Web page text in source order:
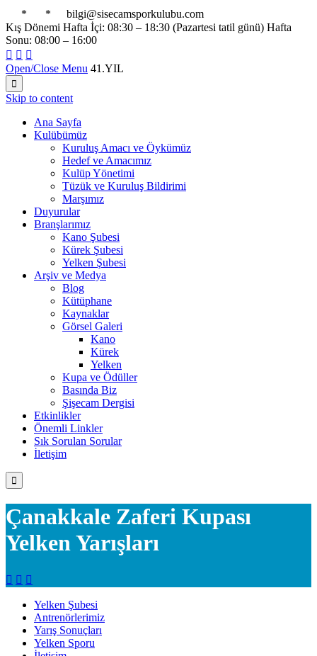
* *
bilgi@sisecamsporkulubu.com
Kış Dönemi Hafta İçi: 08:30 – 18:30 (Pazartesi tatil günü) Hafta
Sonu: 08:00 – 16:00
  
Open/Close Menu 41.YIL

Skip to content
Ana Sayfa
Kulübümüz
Kuruluş Amacı ve Öykümüz
Hedef ve Amacımız
Kulüp Yönetimi
Tüzük ve Kuruluş Bildirimi
Marşımız
Duyurular
Branşlarımız
Kano Şubesi
Kürek Şubesi
Yelken Şubesi
Arşiv ve Medya
Blog
Kütüphane
Kaynaklar
Görsel Galeri
Kano
Kürek
Yelken
Kupa ve Ödüller
Basında Biz
Şişecam Dergisi
Etkinlikler
Önemli Linkler
Sık Sorulan Sorular
İletişim

Çanakkale Zaferi Kupası
Yelken Yarışları
  
Yelken Şubesi
Antrenörlerimiz
Yarış Sonuçları
Yelken Sporu